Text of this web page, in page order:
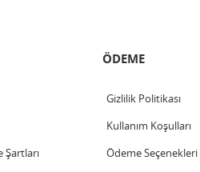
Şartları
ÖDEME
Gizlilik Politikası
Kullanım Koşulları
Ödeme Seçenekleri